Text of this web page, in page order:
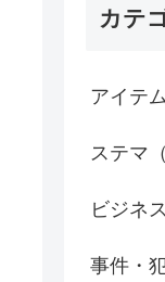
カテ
アイテム
ステマ
ビジネス
事件・